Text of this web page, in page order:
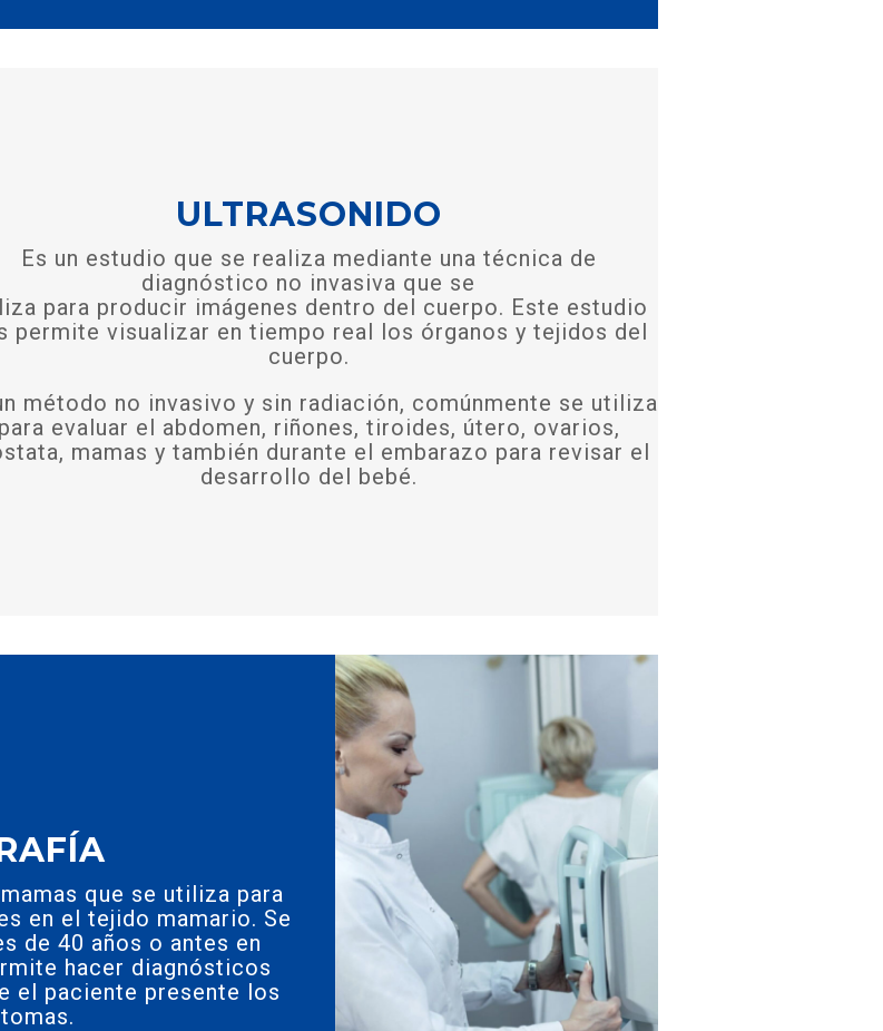
ULTRASONIDO
Es un estudio que se realiza mediante una técnica de
diagnóstico no invasiva que se
para producir imágenes dentro del cuerpo. Este estudio
permite visualizar en tiempo real los órganos y tejidos del
cuerpo.
método no invasivo y sin radiación, comúnmente se utiliza
para evaluar el abdomen, riñones, tiroides, útero, ovarios,
mamas y también durante el embarazo para revisar el
desarrollo del bebé.
que se utiliza para
en el tejido mamario. Se
de 40 años o antes en
hacer diagnósticos
el paciente presente los